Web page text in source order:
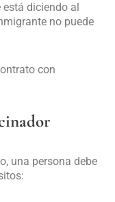
diciendo al
no puede
con
una persona debe